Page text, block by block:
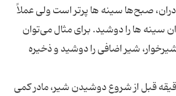
صبح‌ها سینه ها پرتر است ولی عملاً
سینه ها را دوشید. برای مثال می‌توان
شیر اضافی را دوشید و ذخیره
است 10 تا 20 دقیقه قبل از شروع دوشیدن شیر،‌ مادر کمی